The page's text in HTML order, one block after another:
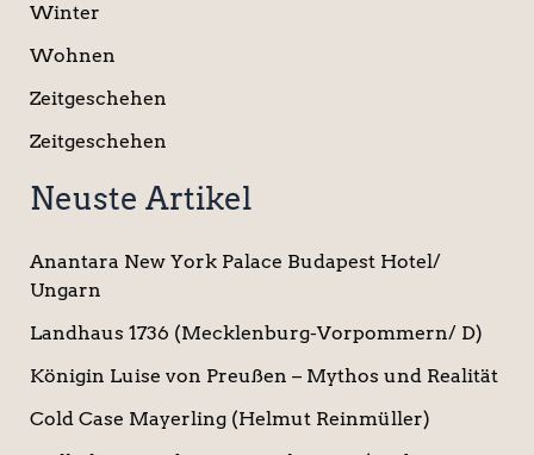
Winter
Wohnen
Zeitgeschehen
Zeitgeschehen
Neuste Artikel
Anantara New York Palace Budapest Hotel/
Ungarn
Landhaus 1736 (Mecklenburg-Vorpommern/ D)
Königin Luise von Preußen – Mythos und Realität
Cold Case Mayerling (Helmut Reinmüller)